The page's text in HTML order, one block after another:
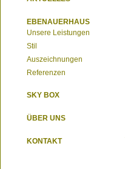
EBENAUERHAUS
Unsere Leistungen
Stil
Auszeichnungen
Referenzen
SKY BOX
ÜBER UNS
KONTAKT